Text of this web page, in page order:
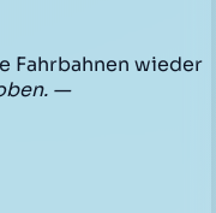
Fahrbahnen wieder
—